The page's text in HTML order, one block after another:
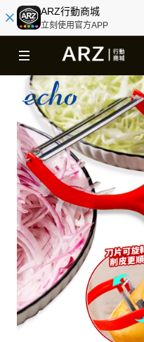
ARZ行動商城
立刻使用官方APP